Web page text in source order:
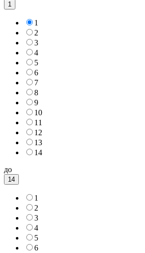
1
1
2
3
4
5
6
7
8
9
10
11
12
13
14
до
14
1
2
3
4
5
6